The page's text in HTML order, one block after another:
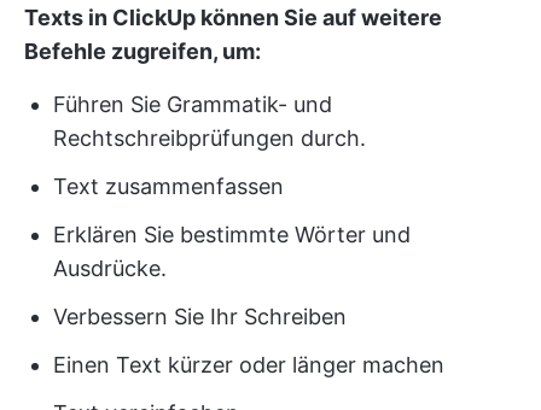
Texts in ClickUp können Sie auf weitere
Befehle zugreifen, um:
Führen Sie Grammatik- und
Rechtschreibprüfungen durch.
Text zusammenfassen
Erklären Sie bestimmte Wörter und
Ausdrücke.
Verbessern Sie Ihr Schreiben
Einen Text kürzer oder länger machen